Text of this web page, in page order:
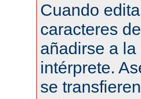
Cuando
caracteres
añadirse a
intérprete.
se